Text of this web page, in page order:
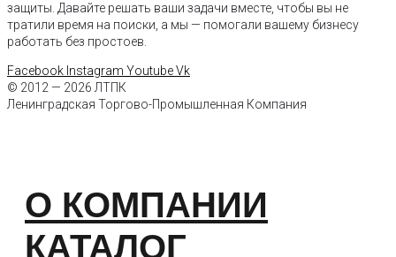
защиты. Давайте решать ваши задачи вместе, чтобы вы не
тратили время на поиски, а мы — помогали вашему бизнесу
работать без простоев.
Facebook Instagram YoutubeVk
© 2012 — 2026 ЛТПК
Ленинградская Торгово-Промышленная Компания
О КОМПАНИИ
КАТАЛОГ